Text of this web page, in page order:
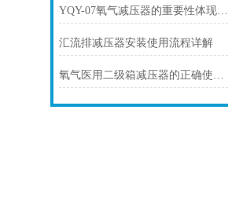
YQY-07氧气减压器的重要性体现在多个方面
汇流排减压器安装使用流程详解
氧气医用二级箱减压器的正确使用方法